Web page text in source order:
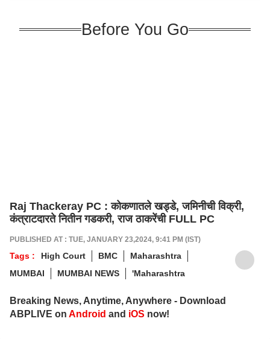
Before You Go
Raj Thackeray PC : कोकणातले खड्डे, जमिनीची विक्री,
कंत्राटदारते नितीन गडकरी, राज ठाकरेंची FULL PC
PUBLISHED AT : TUE, JANUARY 23,2024, 9:41 PM (IST)
Tags : High Court BMC
Maharashtra
MUMBAI
MUMBAI NEWS 'Maharashtra
Breaking News, Anytime, Anywhere - Download
ABPLIVE on Android and iOS now!